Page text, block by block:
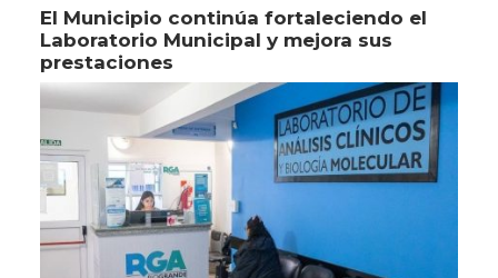
El Municipio continúa fortaleciendo el
Laboratorio Municipal y mejora sus
prestaciones